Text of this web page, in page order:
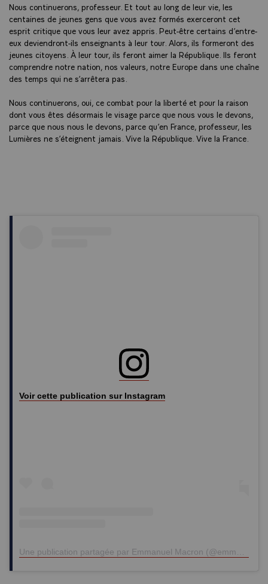
Nous continuerons, professeur. Et tout au long de leur vie, les
centaines de jeunes gens que vous avez formés exerceront cet
esprit critique que vous leur avez appris. Peut-être certains d’entre-
eux deviendront-ils enseignants à leur tour. Alors, ils formeront des
jeunes citoyens. À leur tour, ils feront aimer la République. Ils feront
comprendre notre nation, nos valeurs, notre Europe dans une chaîne
des temps qui ne s’arrêtera pas.
Nous continuerons, oui, ce combat pour la liberté et pour la raison
dont vous êtes désormais le visage parce que nous vous le devons,
parce que nous nous le devons, parce qu’en France, professeur, les
Lumières ne s’éteignent jamais. Vive la République. Vive la France.
Voir cette publication sur Instagram